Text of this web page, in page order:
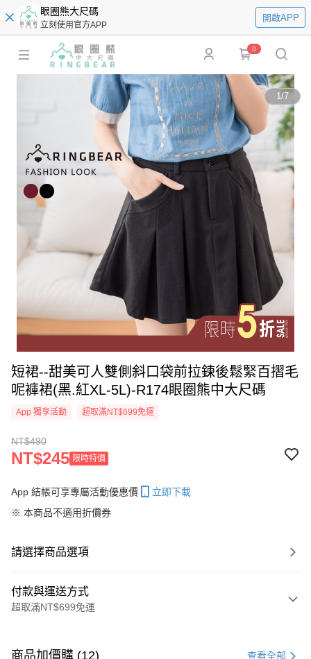
眼圈熊大尺碼
立刻使用官方APP
開啟APP
0
1/7
短裙--甜美可人雙側斜口袋前拉鍊後鬆緊百摺毛
呢褲裙(黑.紅XL-5L)-R174眼圈熊中大尺碼
App 獨享活動 超取滿NT$699免運
NT$490
NT$245 限時特價
App 結帳可享專屬活動優惠價
立即下載
※ 本商品不適用折價券
請選擇商品選項
付款與運送方式
超取滿NT$699免運
信用卡一次付款
商品加價購 (12) 查看全部